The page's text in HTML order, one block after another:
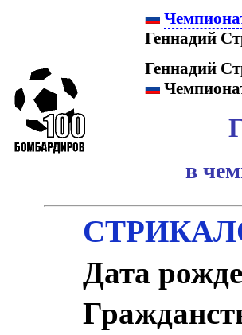
Геннадий
Геннадий
в
Дата